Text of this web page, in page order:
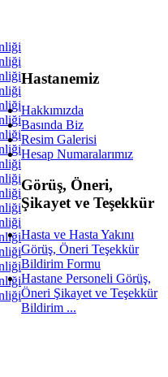
Hastanemiz
Hakkımızda
Basında Biz
Resim Galerisi
Hesap Numaralarımız
Görüş, Öneri,
Şikayet ve Teşekkür
Hasta ve Hasta Yakını
Görüş, Öneri Teşekkür
Bildirim Formu
Hastane Personeli Görüş,
Öneri Şikayet ve Teşekkür
Bildirim ...